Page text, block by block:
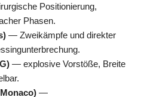
Positionierung,
Phasen.
— Zweikämpfe und direkter
— explosive Vorstöße, Breite
—